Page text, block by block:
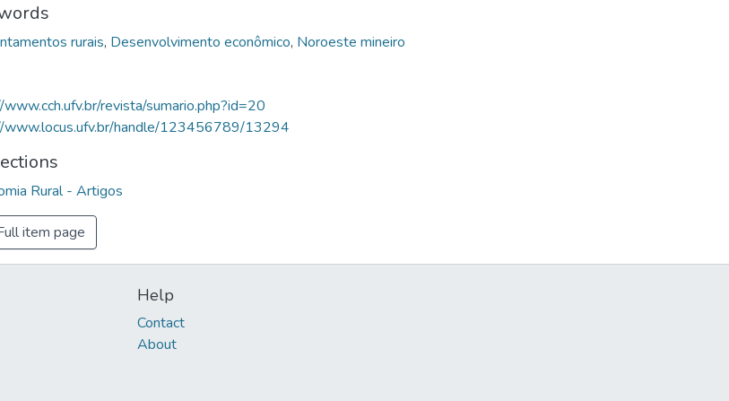
rurais, Desenvolvimento econômico, Noroeste mineiro
revista/sumario.php?id=20
handle/123456789/13294
Rural - Artigos
item page
Help
Contact
About